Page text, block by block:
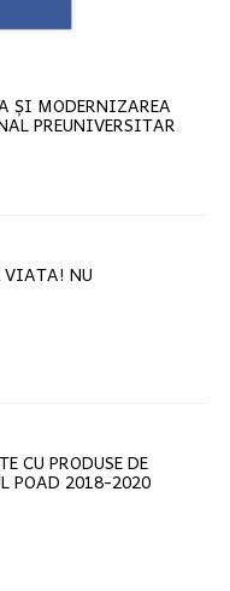
ȘI MODERNIZAREA
PREUNIVERSITAR
VIATA! NU
CU PRODUSE DE
POAD 2018-2020